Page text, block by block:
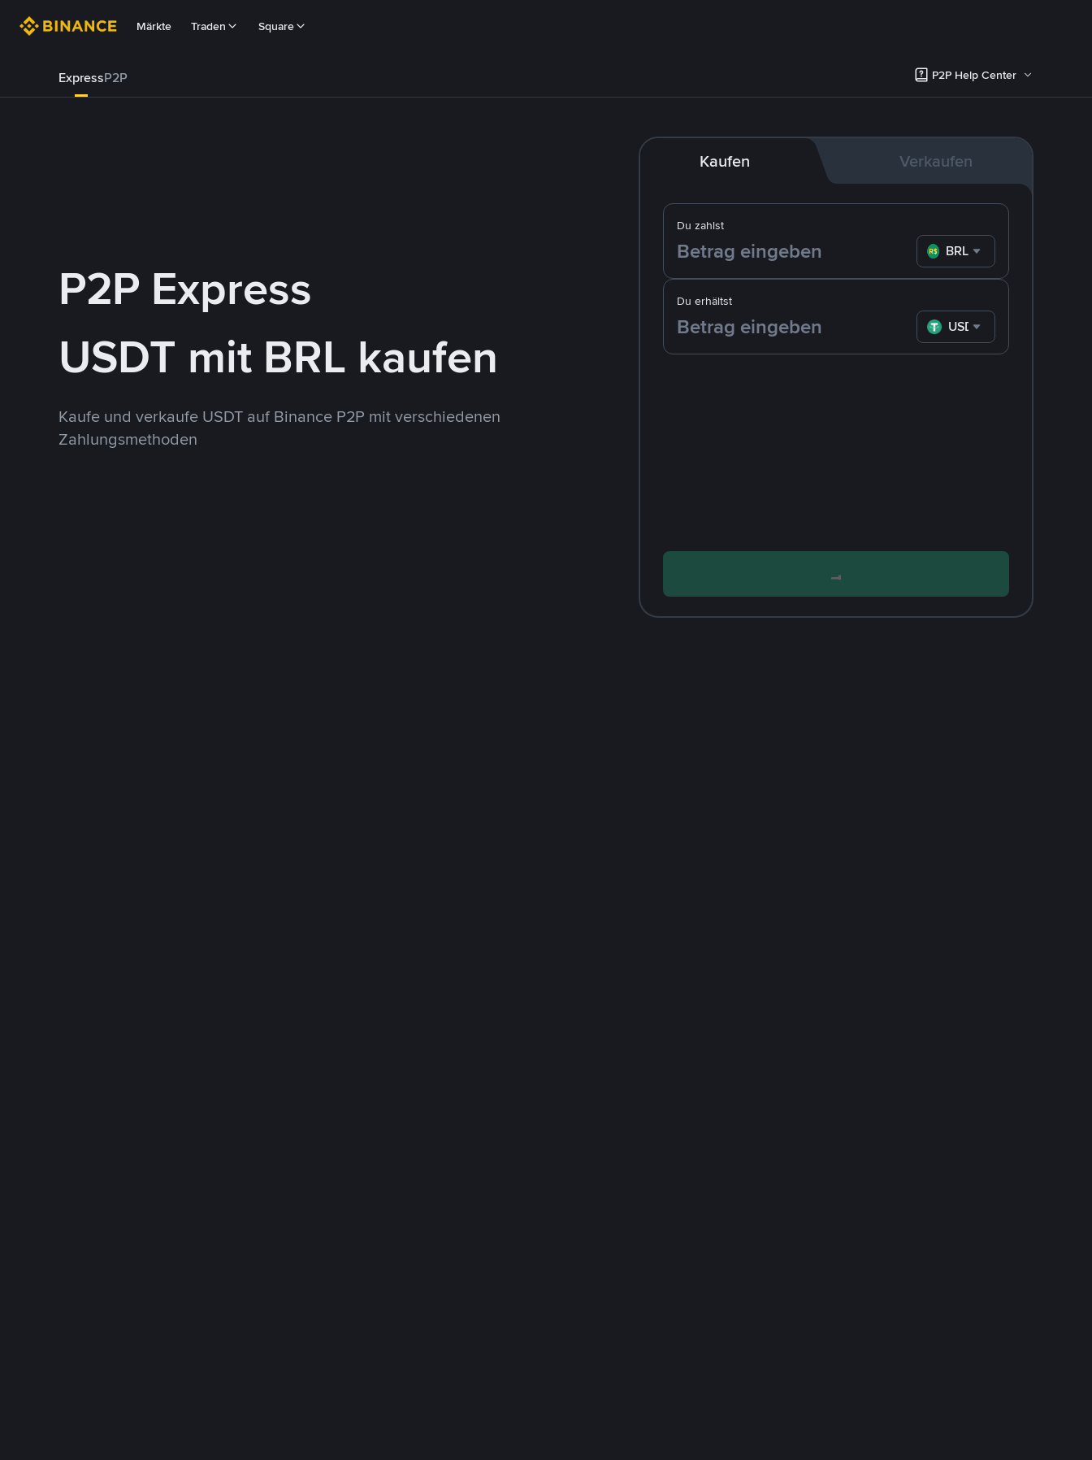
Märkte Traden Square
ExpressP2P P2P Help Center
P2P Express
USDT mit BRL kaufen
Kaufe und verkaufe USDT auf Binance P2P mit verschiedenen
Zahlungsmethoden
Kaufen Verkaufen
Du zahlst
BRL
Du erhältst
USDT